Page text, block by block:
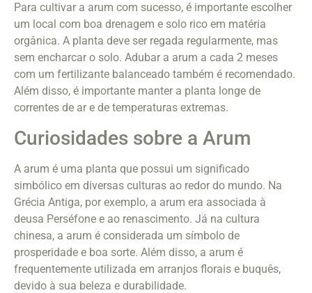
Para cultivar a arum com sucesso, é importante escolher
um local com boa drenagem e solo rico em matéria
orgânica. A planta deve ser regada regularmente, mas
sem encharcar o solo. Adubar a arum a cada 2 meses
com um fertilizante balanceado também é recomendado.
Além disso, é importante manter a planta longe de
correntes de ar e de temperaturas extremas.
Curiosidades sobre a Arum
A arum é uma planta que possui um significado
simbólico em diversas culturas ao redor do mundo. Na
Grécia Antiga, por exemplo, a arum era associada à
deusa Perséfone e ao renascimento. Já na cultura
chinesa, a arum é considerada um símbolo de
prosperidade e boa sorte. Além disso, a arum é
frequentemente utilizada em arranjos florais e buquês,
devido à sua beleza e durabilidade.